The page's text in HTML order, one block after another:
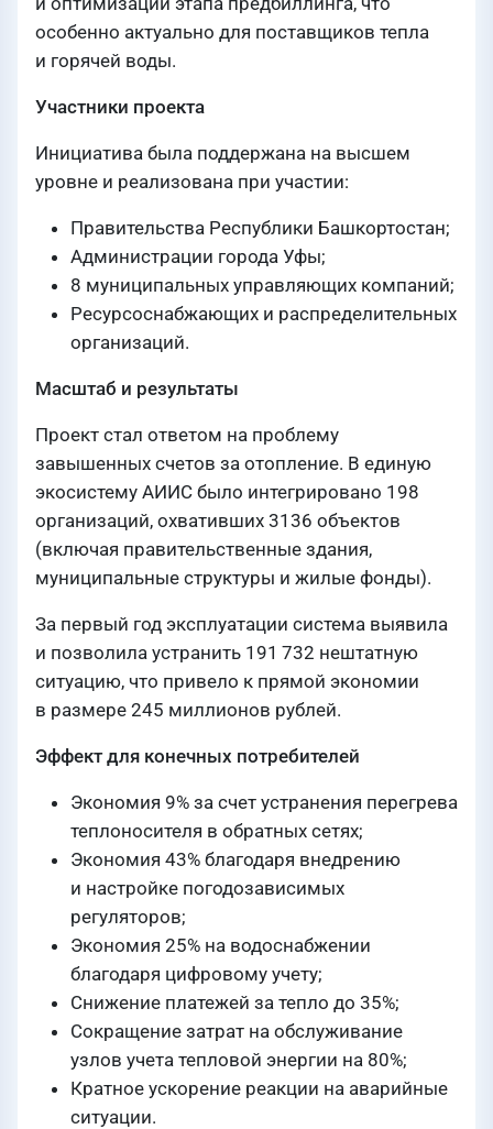
особенно актуально для поставщиков тепла
и горячей воды.
Участники проекта
Инициатива была поддержана на высшем
уровне и реализована при участии:
Правительства Республики Башкортостан;
Администрации города Уфы;
8 муниципальных управляющих компаний;
Ресурсоснабжающих и распределительных
организаций.
Масштаб и результаты
Проект стал ответом на проблему
завышенных счетов за отопление. В единую
экосистему АИИС было интегрировано 198
организаций, охвативших 3136 объектов
(включая правительственные здания,
муниципальные структуры и жилые фонды).
За первый год эксплуатации система выявила
и позволила устранить 191 732 нештатную
ситуацию, что привело к прямой экономии
в размере 245 миллионов рублей.
Эффект для конечных потребителей
Экономия 9% за счет устранения перегрева
теплоносителя в обратных сетях;
Экономия 43% благодаря внедрению
и настройке погодозависимых
регуляторов;
Экономия 25% на водоснабжении
благодаря цифровому учету;
Снижение платежей за тепло до 35%;
Сокращение затрат на обслуживание
узлов учета тепловой энергии на 80%;
Кратное ускорение реакции на аварийные
ситуации.